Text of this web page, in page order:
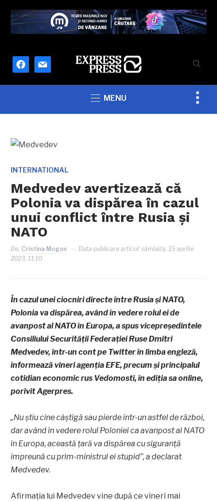
facebook
mail
MENU
INTERNATIONAL
Medvedev avertizează că
Polonia va dispărea în cazul
unui conflict între Rusia și
NATO
De: Cristina Mogos Data publicare articol:sâmbătă, 15 aprilie
2023, 11:10
În cazul unei ciocniri directe între Rusia şi NATO,
Polonia va dispărea, având în vedere rolul ei de
avanpost al NATO în Europa, a spus vicepreşedintele
Consiliului Securităţii Federaţiei Ruse Dmitri
Medvedev, într-un cont pe Twitter în limba engleză,
informează vineri agenţia EFE, precum şi principalul
cotidian economic rus Vedomosti, în ediţia sa online,
porivit Agerpres.
„Nu ştiu cine câştigă sau pierde într-un astfel de război,
dar având în vedere rolul Poloniei ca avanpost al NATO
în Europa, această ţară va dispărea cu siguranţă
împreună cu prim-ministrul ei stupid”, a declarat
Medvedev.
Afirmația lui Medvedev vine după ce vineri mai